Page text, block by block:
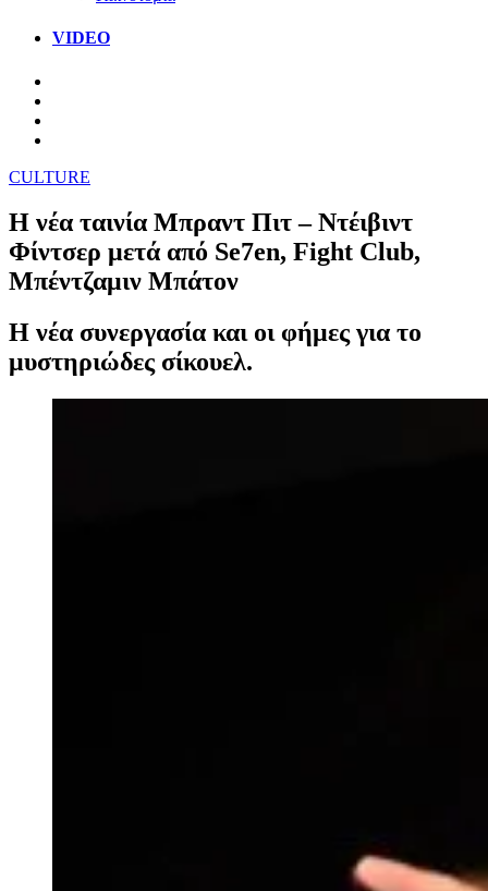
VIDEO
CULTURE
Η νέα ταινία Μπραντ Πιτ – Ντέιβιντ
Φίντσερ μετά από Se7en, Fight Club,
Μπέντζαμιν Μπάτον
Η νέα συνεργασία και οι φήμες για το
μυστηριώδες σίκουελ.